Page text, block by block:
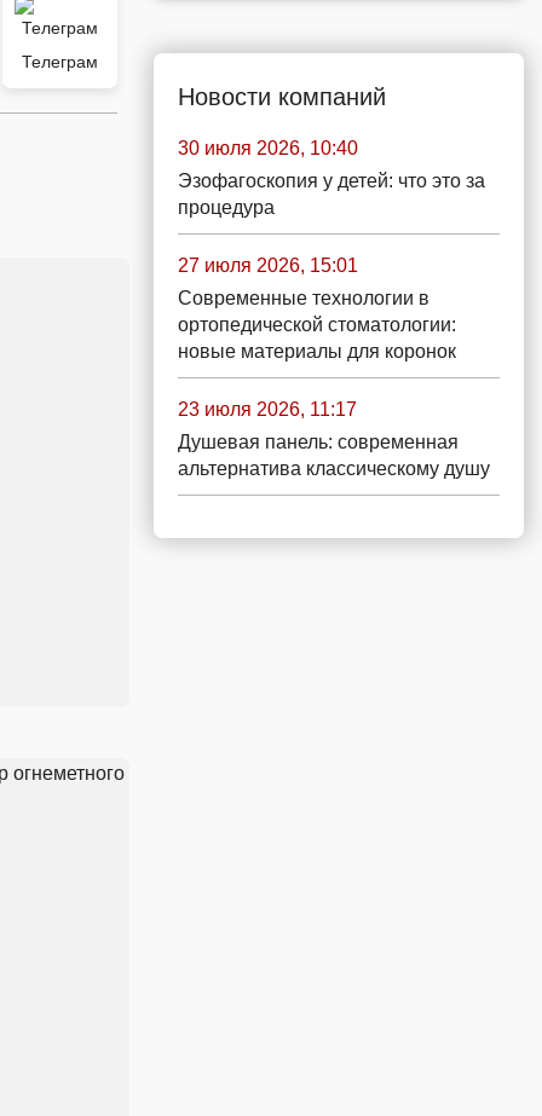
Телеграм
Новости компаний
30 июля 2026, 10:40
Эзофагоскопия у детей: что это за
процедура
27 июля 2026, 15:01
Современные технологии в
ортопедической стоматологии:
новые материалы для коронок
23 июля 2026, 11:17
Душевая панель: современная
альтернатива классическому душу